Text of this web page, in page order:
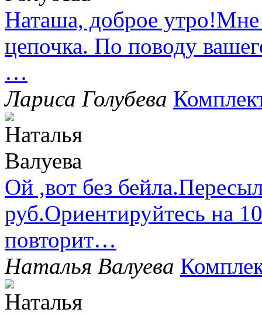
Наташа, доброе утро!Мне
цепочка. По поводу
…
Лариса Голубева
Ой ,вот без
руб.Ориентируйтесь на
повторит…
Наталья Валуева